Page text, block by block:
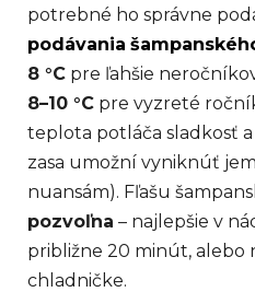
potrebné ho správne
podávania
8 °C pre ľahšie
8–10 °C pre vyzreté
teplota potláča sladkosť a
zasa umožní vyniknúť
nuansám). Fľašu
pozvoľna – najlepšie v
približne 20 minút, alebo
chladničke.